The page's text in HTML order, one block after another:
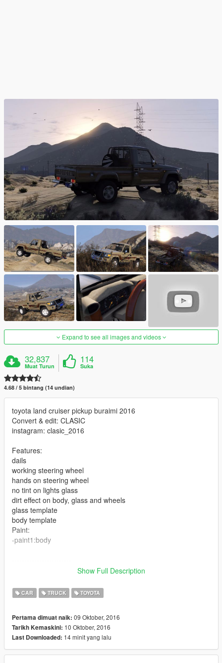
Expand to see all images and videos
32,837
Muat Turun
114
Suka
4.68 / 5 bintang (14 undian)
toyota land cruiser pickup buraimi 2016
Convert & edit: CLASIC
instagram: clasic_2016
Features:
dails
working steering wheel
hands on steering wheel
no tint on lights glass
dirt effect on body, glass and wheels
glass template
body template
Paint:
-paint1:body
المميزات:
تغبيره على سيارة
مافي تضليل على قزاز الانوار
الدركسون شغال
اليدين على الدركسون
Show Full Description
CAR TRUCK TOYOTA
Pertama dimuat naik: 09 Oktober, 2016
Tarikh Kemaskini: 10 Oktober, 2016
Last Downloaded: 14 minit yang lalu